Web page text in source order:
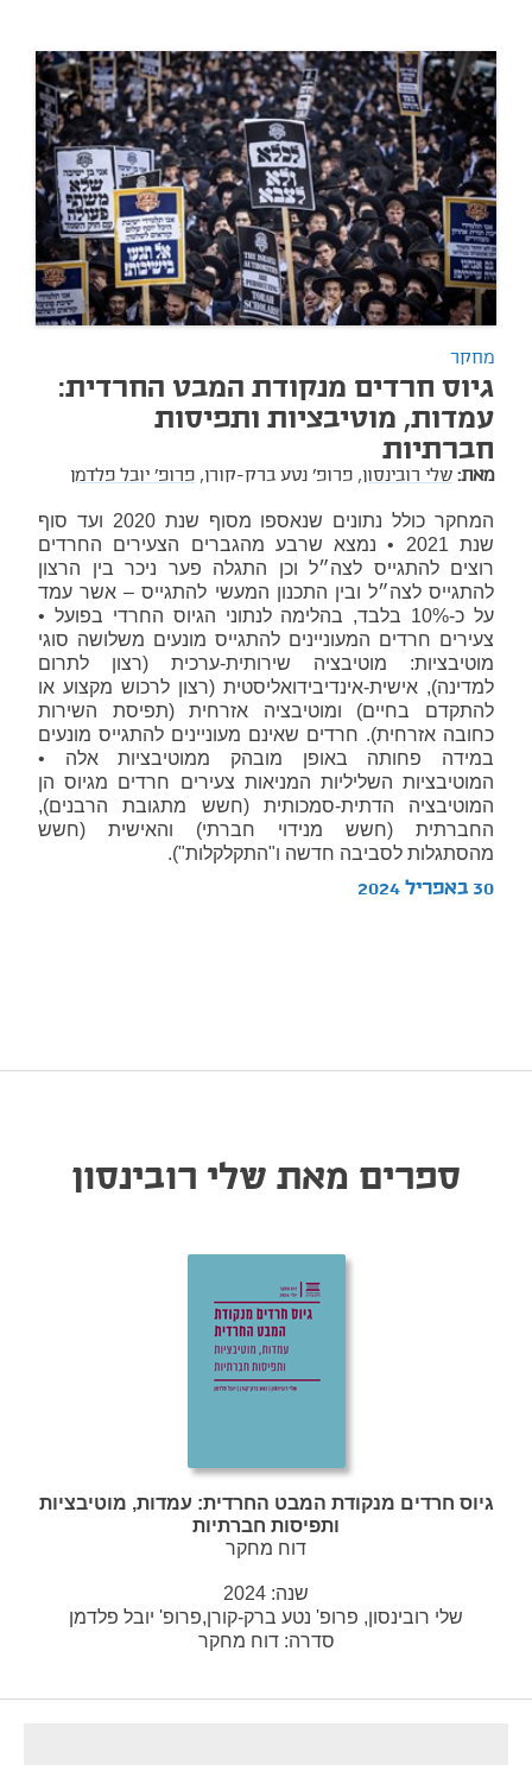
מחקר
גיוס חרדים מנקודת המבט החרדית:
עמדות, מוטיבציות ותפיסות
חברתיות
מאת: שלי רובינסון, פרופ' נטע ברק-קורן, פרופ' יובל פלדמן
המחקר כולל נתונים שנאספו מסוף שנת 2020 ועד סוף
שנת 2021 • נמצא שרבע מהגברים הצעירים החרדים
רוצים להתגייס לצה״ל וכן התגלה פער ניכר בין הרצון
להתגייס לצה״ל ובין התכנון המעשי להתגייס – אשר עמד
על כ-10% בלבד, בהלימה לנתוני הגיוס החרדי בפועל •
צעירים חרדים המעוניינים להתגייס מונעים משלושה סוגי
מוטיבציות: מוטיבציה שירותית-ערכית (רצון לתרום
למדינה), אישית-אינדיבידואליסטית (רצון לרכוש מקצוע או
להתקדם בחיים) ומוטיבציה אזרחית (תפיסת השירות
כחובה אזרחית). חרדים שאינם מעוניינים להתגייס מונעים
במידה פחותה באופן מובהק ממוטיבציות אלה •
המוטיבציות השליליות המניאות צעירים חרדים מגיוס הן
המוטיבציה הדתית-סמכותית (חשש מתגובת הרבנים),
החברתית (חשש מנידוי חברתי) והאישית (חשש
מהסתגלות לסביבה חדשה ו"התקלקלות").
30 באפריל 2024
ספרים מאת שלי רובינסון
גיוס חרדים מנקודת המבט החרדית: עמדות, מוטיבציות
ותפיסות חברתיות
דוח מחקר
שנה: 2024
שלי רובינסון, פרופ' נטע ברק-קורן,פרופ' יובל פלדמן
סדרה:דוח מחקר